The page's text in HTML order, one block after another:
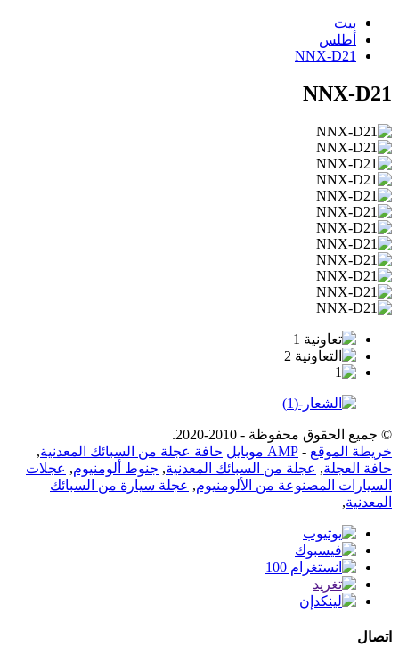
بيت
أطلس
NNX-D21
NNX-D21
© جميع الحقوق محفوظة - 2010-2020.
خريطة الموقع - AMP موبايل حافة عجلة من السبائك المعدنية,
حافة العجلة, عجلة من السبائك المعدنية, جنوط ألومنيوم, عجلات
السيارات المصنوعة من الألومنيوم, عجلة سيارة من السبائك
المعدنية,
اتصال